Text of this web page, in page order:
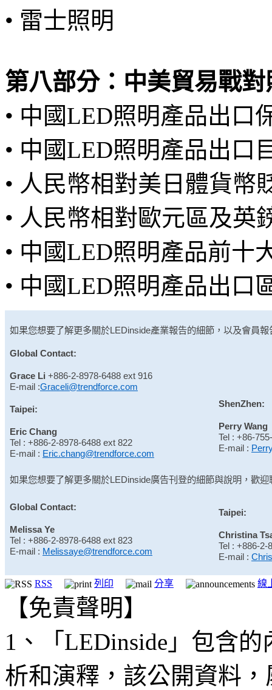
• 雷士照明
第八部分：中美貿易戰
• 中國LED照明產品出口
• 中國LED照明產品出口
• 人民幣相對美日體貨幣
• 人民幣相對歐元區及英
• 中國LED照明產品前十
• 中國LED照明產品出口
如果您想要了解更多關於LEDinside產業報告的細節，以及會員
Global Contact:
Grace Li +886-2-8978-6488 ext 916
E-mail :Graceli@trendforce.com
Taipei:
ShenZhen:
Eric Chang
Tel : +886-2-8978-6488 ext 822
E-mail : Eric.chang@trendforce.com
Perry Wang
Tel : +86-
E-mail :
如果您想要了解更多關於LEDinside廣告刊登的細節與說明，歡迎
Global Contact:
Taipei:
Melissa Ye
Tel : +886-2-8978-6488 ext 823
E-mail : Melissaye@trendforce.com
Christina
Tel : +886-2-
E-mail :
RSS 列印 分享 線
【免責聲明】
1、「LEDinside」包含
析和演釋，該公開資料